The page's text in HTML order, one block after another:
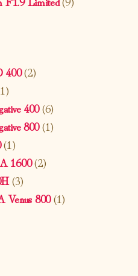
400(2)
400(6)
800(1)
(1)
1600(2)
(3)
800(1)